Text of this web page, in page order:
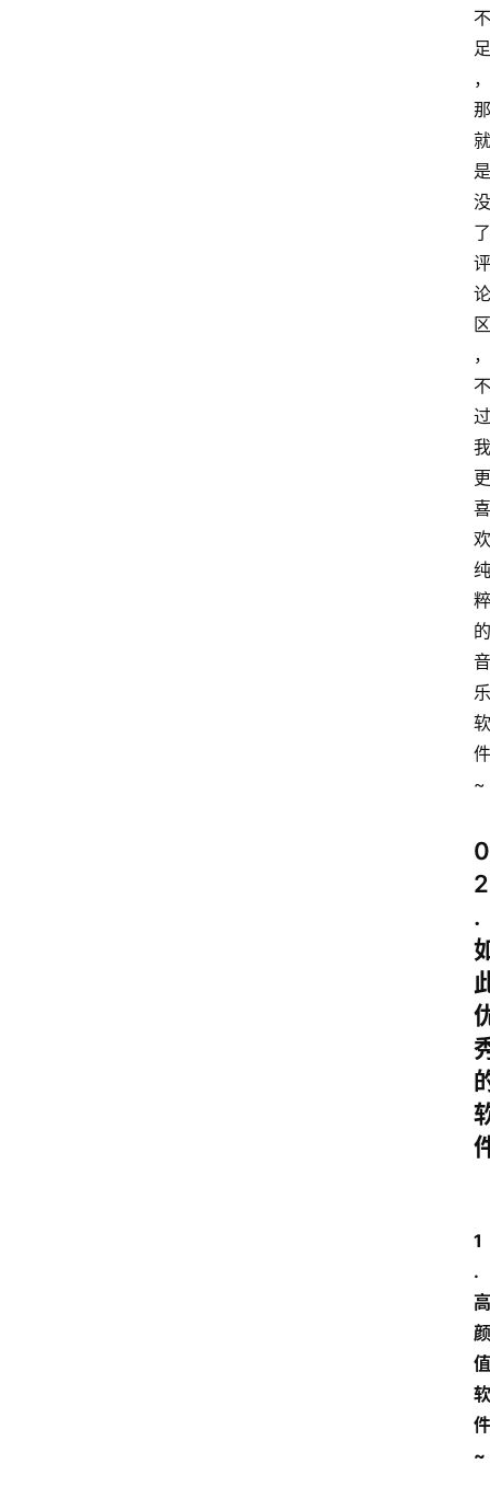
不
足
，
那
就
是
没
了
评
论
区
，
不
过
我
更
喜
欢
纯
粹
的
音
乐
软
件
~
0
2
.
1
.
高
颜
值
软
件
~